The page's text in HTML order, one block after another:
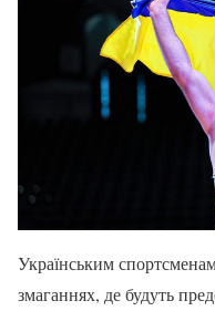
Українським
змаганнях, де будуть